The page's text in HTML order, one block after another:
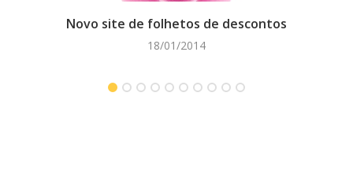
Novo site de folhetos de descontos
18/01/2014